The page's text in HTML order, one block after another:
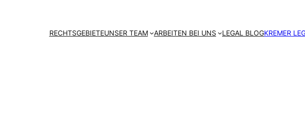
RECHTSGEBIETEUNSER TEAM ARBEITEN BEI UNS LEGAL BLOGKREMER